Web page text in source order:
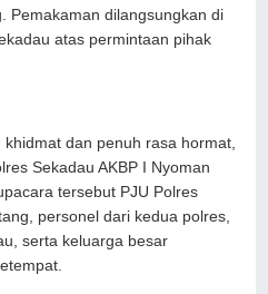
Pemakaman dilangsungkan di
atas permintaan pihak
dan penuh rasa hormat,
Sekadau AKBP I Nyoman
tersebut PJU Polres
personel dari kedua polres,
serta keluarga besar